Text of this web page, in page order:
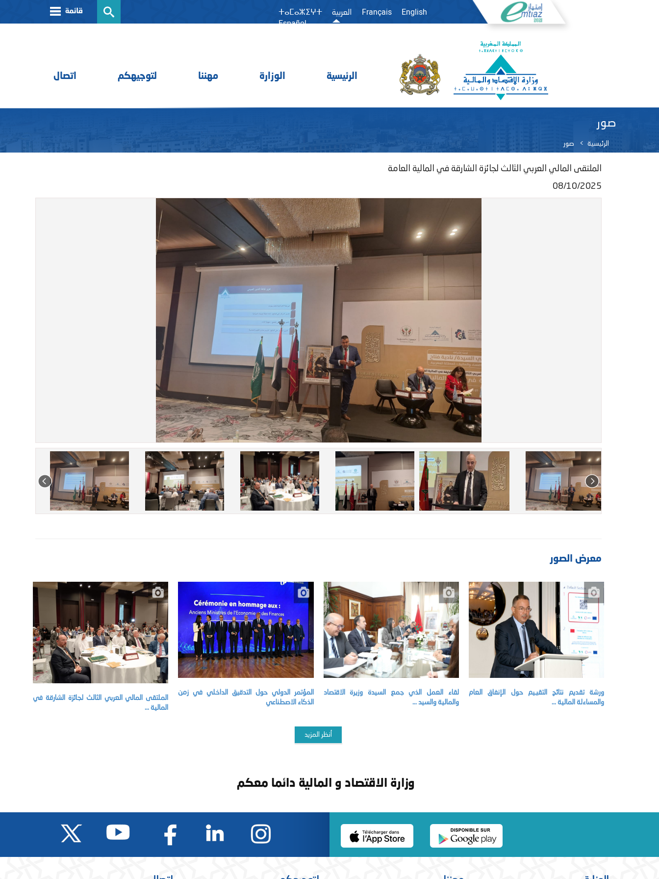
ⵜⴰⵎⴰⵣⵉⵖⵜ العربية Français
English
Español
الرئيسية الوزارة مهننا لتوجيهكم اتصال
صور
الرئيسية صور
الملتقى المالي العربي الثالث لجائزة الشارقة في المالية العامة
08/10/2025
معرض الصور
الملتقى المالي العربي الثالث لجائزة الشارقة في
المالية ...
المؤتمر الدولي حول التدقيق الداخلي في زمن
الذكاء الاصطناعي
لقاء العمل الذي جمع السيدة وزيرة الاقتصاد
والمالية والسيد ...
ورشة تقديم نتائج التقييم حول الإنفاق العام
والمساءلة المالية ...
أنظر المزيد
وزارة الاقتصاد و المالية دائما معكم